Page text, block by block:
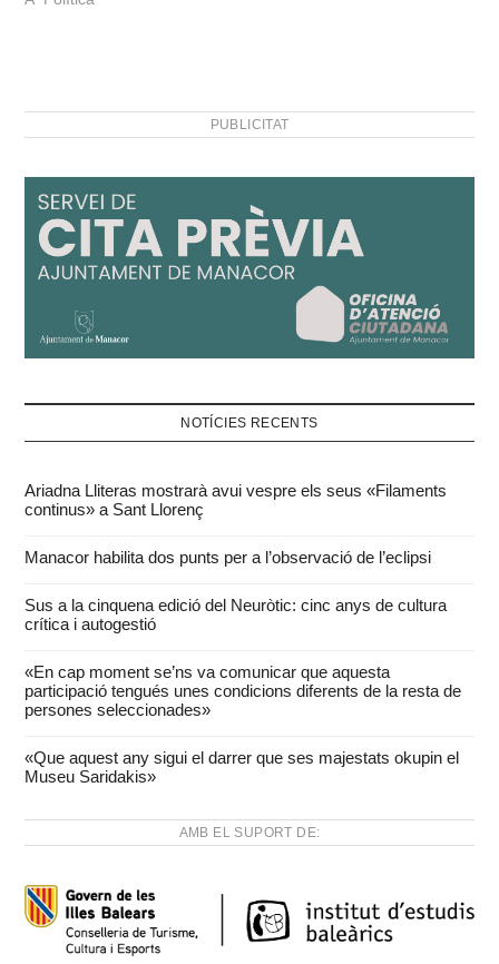
PUBLICITAT
NOTÍCIES RECENTS
Ariadna Lliteras mostrarà avui vespre els seus «Filaments
continus» a Sant Llorenç
Manacor habilita dos punts per a l’observació de l’eclipsi
Sus a la cinquena edició del Neuròtic: cinc anys de cultura
crítica i autogestió
«En cap moment se’ns va comunicar que aquesta
participació tengués unes condicions diferents de la resta de
persones seleccionades»
«Que aquest any sigui el darrer que ses majestats okupin el
Museu Saridakis»
AMB EL SUPORT DE: